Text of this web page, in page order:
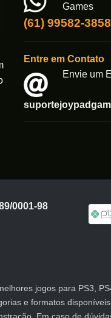
Games
(61) 99582-3858
Entre em Contato
Envie um
0001-98
jogos para PS3,
e formatos